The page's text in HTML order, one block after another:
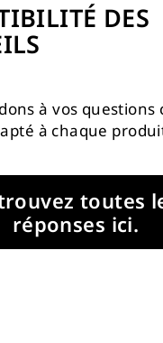
DES
à vos questions
à chaque
toutes
réponses ici.